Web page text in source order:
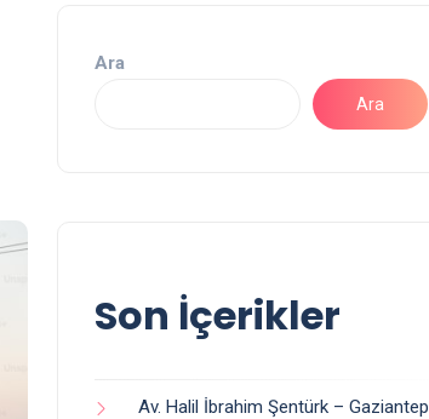
Ara
Ara
Son İçerikler
Av. Halil İbrahim Şentürk – Gaziantep